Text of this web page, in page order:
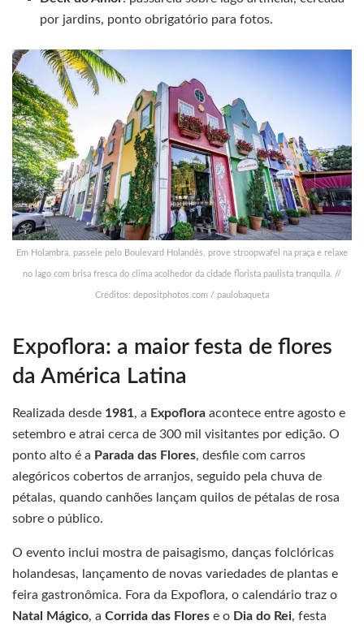
por jardins, ponto obrigatório para fotos.
Em Holambra, passeie pelo Boulevard Holandês, prove stroopwafel na praça e relaxe
no lago com brisa fresca do clima acolhedor da cidade florista paulista tranquila. //
Créditos: depositphotos.com / paulobaqueta
Expoflora: a maior festa de flores
da América Latina
Realizada desde 1981, a Expoflora acontece entre agosto e
setembro e atrai cerca de 300 mil visitantes por edição. O
ponto alto é a Parada das Flores, desfile com carros
alegóricos cobertos de arranjos, seguido pela chuva de
pétalas, quando canhões lançam quilos de pétalas de rosa
sobre o público.
O evento inclui mostra de paisagismo, danças folclóricas
holandesas, lançamento de novas variedades de plantas e
feira gastronômica. Fora da Expoflora, o calendário traz o
Natal Mágico, a Corrida das Flores e o Dia do Rei, festa